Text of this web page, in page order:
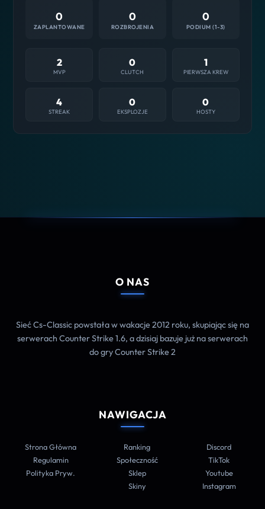
0
ZAPLANTOWANE
0
ROZBROJENIA
0
PODIUM (1-3)
2
MVP
0
CLUTCH
1
PIERWSZA KREW
4
STREAK
0
EKSPLOZJE
0
HOSTY
O NAS
Sieć Cs-Classic powstała w wakacje 2012 roku, skupiając się na
serwerach Counter Strike 1.6, a dzisiaj bazuje już na serwerach
do gry Counter Strike 2
NAWIGACJA
Strona Główna
Regulamin
Polityka Pryw.
Ranking
Społeczność
Sklep
Skiny
Discord
TikTok
Youtube
Instagram